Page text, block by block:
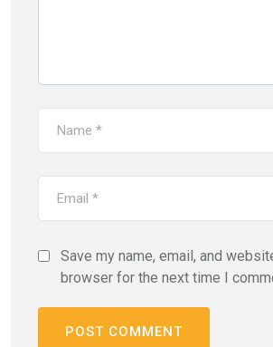
Save my name, email, and
browser for the next time I